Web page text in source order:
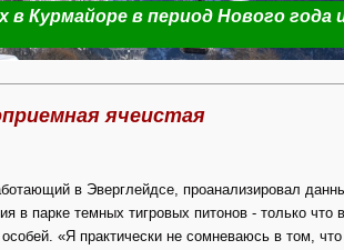
Курмайоре в период Нового года
ячеистая
в Эверглейдсе, проанализировал
в парке темных тигровых питонов - только что
«Я практически не сомневаюсь в том,